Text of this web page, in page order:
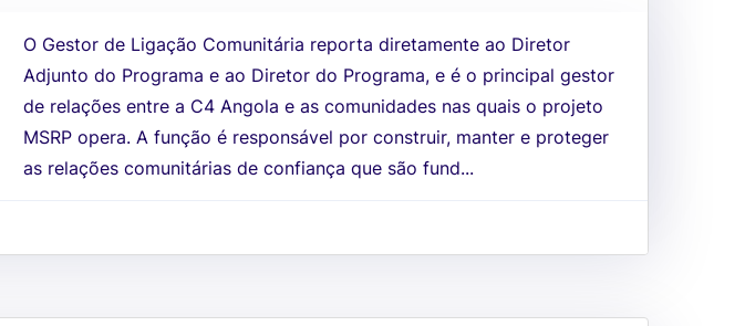
O Gestor de Ligação Comunitária reporta diretamente ao Diretor
Adjunto do Programa e ao Diretor do Programa, e é o principal gestor
de relações entre a C4 Angola e as comunidades nas quais o projeto
MSRP opera. A função é responsável por construir, manter e proteger
as relações comunitárias de confiança que são fund...